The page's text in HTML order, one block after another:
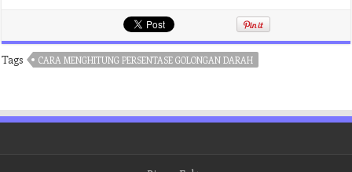
Tags CARA MENGHITUNG PERSENTASE GOLONGAN DARAH